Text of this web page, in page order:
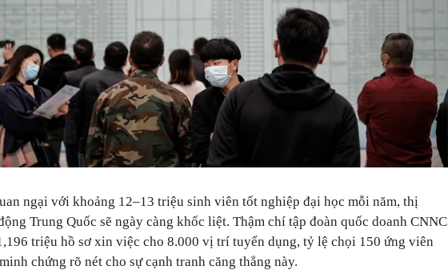
ngại với khoảng 12–13 triệu sinh viên tốt nghiệp đại học mỗi năm, thị
Trung Quốc sẽ ngày càng khốc liệt. Thậm chí tập đoàn quốc doanh CNNC
triệu hồ sơ xin việc cho 8.000 vị trí tuyển dụng, tỷ lệ chọi 150 ứng viên
chứng rõ nét cho sự cạnh tranh căng thẳng này.